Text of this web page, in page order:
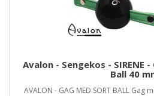
Avalon - Sengekos - SIRENE
Ball 40
AVALON - GAG MED SORT BALL